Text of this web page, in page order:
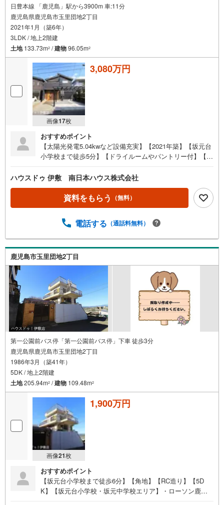
日豊本線 「鹿児島」駅から3900m 車:11分
鹿児島県鹿児島市玉里団地2丁目
2021年1月（築6年）
3LDK / 地上2階建
土地133.73m2 /建物96.05m2
画像17枚
3,080万円
おすすめポイント
【太陽光発電5.04kwなど設備充実】【2021年築】【坂元台
小学校まで徒歩5分】【ドライルームやパントリー付】【坂
歩3分●イチ押しポイント●・設備充実（オール電化、太陽
光発電5.04kw、浴室暖房乾燥機付等）・シューズクロー
ク、ドライルーム、パントリー、背面収納付等で家事及び
収納便利・周辺に公園やスーパー、教育施設等あり住環境
坂元中学校まで徒歩13分（約1000m）・玉里団地第一公園
徒歩8分（約590m）・南日本銀行玉里支店まで徒歩9分（約
690m）・タイヨー玉里団地店まで徒歩10分（約760m） 住
宅ローンのご相談も承ります！お気軽にご相談ください
ハウスドゥ 伊敷 南日本ハウス株式会社
資料をもらう （無料）
電話する （通話料無料）
鹿児島市玉里団地2丁目
第一公園前バス停「第一公園前バス停」下車 徒歩3分
鹿児島県鹿児島市玉里団地2丁目
1986年3月（築41年）
5DK / 地上2階建
土地205.94m2 /建物 109.48m2
画像21枚
1,900万円
おすすめポイント
【坂元台小学校まで徒歩6分】【角地】【RC造り】【5D
K】【坂元台小学校・坂元中学校エリア】・ローソン鹿児